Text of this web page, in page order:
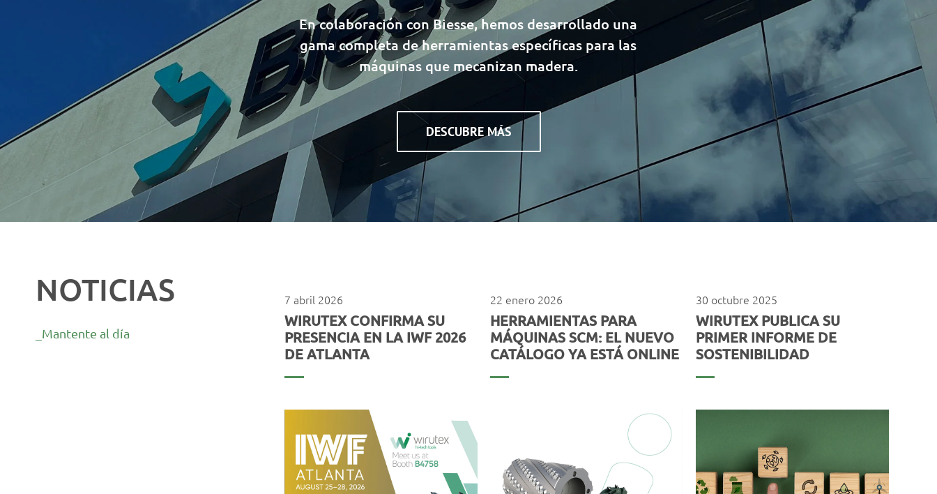
En colaboración con Biesse, hemos desarrollado una
gama completa de herramientas específicas para las
máquinas que mecanizan madera.
DESCUBRE MÁS
NOTICIAS
_Mantente al día
7 abril 2026
WIRUTEX CONFIRMA SU
PRESENCIA EN LA IWF 2026
DE ATLANTA
22 enero 2026
HERRAMIENTAS PARA
MÁQUINAS SCM: EL NUEVO
CATÁLOGO YA ESTÁ ONLINE
30 octubre 2025
WIRUTEX PUBLICA SU
PRIMER INFORME DE
SOSTENIBILIDAD